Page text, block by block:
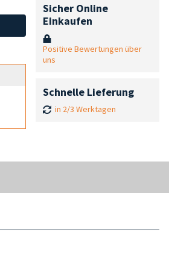
Sicher Online
Einkaufen
Positive Bewertungen über
uns
Schnelle Lieferung
in 2/3 Werktagen